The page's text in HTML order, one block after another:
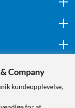
Company
kundeopplevelse,